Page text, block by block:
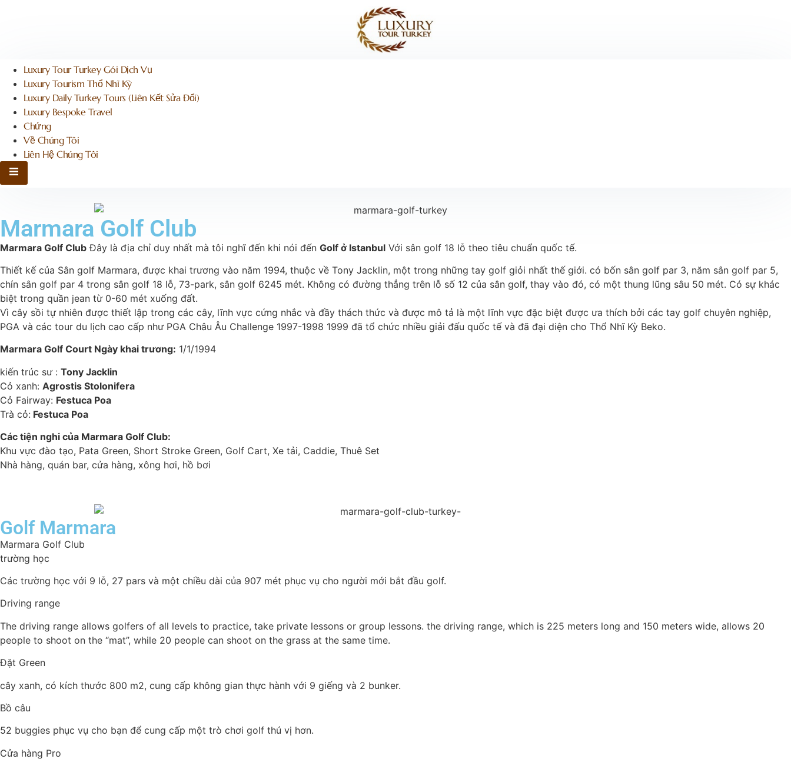
Luxury Tour Turkey Gói Dịch Vụ
Luxury Tourism Thổ Nhĩ Kỳ
Luxury Daily Turkey Tours (liên Kết Sửa Đổi)
Luxury Bespoke Travel
Chứng
Về Chúng Tôi
Liên Hệ Chúng Tôi
Bánh mì Toggle Menu
Marmara Golf Club
Marmara Golf Club Đây là địa chỉ duy nhất mà tôi nghĩ đến khi nói đến Golf ở Istanbul Với sân golf 18 lỗ theo tiêu chuẩn quốc tế.
Thiết kế của Sân golf Marmara, được khai trương vào năm 1994, thuộc về Tony Jacklin, một trong những tay golf giỏi nhất thế giới. có bốn sân golf par 3, năm sân golf par 5,
chín sân golf par 4 trong sân golf 18 lỗ, 73-park, sân golf 6245 mét. Không có đường thẳng trên lỗ số 12 của sân golf, thay vào đó, có một thung lũng sâu 50 mét. Có sự khác
biệt trong quần jean từ 0-60 mét xuống đất.
Vì cây sồi tự nhiên được thiết lập trong các cây, lĩnh vực cứng nhắc và đầy thách thức và được mô tả là một lĩnh vực đặc biệt được ưa thích bởi các tay golf chuyên nghiệp,
PGA và các tour du lịch cao cấp như PGA Châu Âu Challenge 1997-1998 1999 đã tổ chức nhiều giải đấu quốc tế và đã đại diện cho Thổ Nhĩ Kỳ Beko.
Marmara Golf Court Ngày khai trương: 1/1/1994
kiến trúc sư : Tony Jacklin
Cỏ xanh: Agrostis Stolonifera
Cỏ Fairway: Festuca Poa
Trà cỏ: Festuca Poa
Các tiện nghi của Marmara Golf Club:
Khu vực đào tạo, Pata Green, Short Stroke Green, Golf Cart, Xe tải, Caddie, Thuê Set
Nhà hàng, quán bar, cửa hàng, xông hơi, hồ bơi
Golf Marmara
Marmara Golf Club
trường học
Các trường học với 9 lỗ, 27 pars và một chiều dài của 907 mét phục vụ cho người mới bắt đầu golf.
Driving range
The driving range allows golfers of all levels to practice, take private lessons or group lessons. the driving range, which is 225 meters long and 150 meters wide, allows 20
people to shoot on the “mat”, while 20 people can shoot on the grass at the same time.
Đặt Green
cây xanh, có kích thước 800 m2, cung cấp không gian thực hành với 9 giếng và 2 bunker.
Bồ câu
52 buggies phục vụ cho bạn để cung cấp một trò chơi golf thú vị hơn.
Cửa hàng Pro